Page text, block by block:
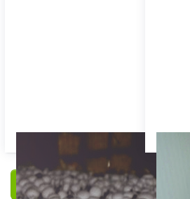
Filteren en sorteren